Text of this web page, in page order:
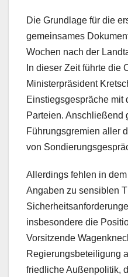
Die Grundlage für die
gemeinsames
Wochen nach der
In dieser Zeit führte die
Ministerpräsident
Einstiegsgespräche mit
Parteien. Anschließend
Führungsgremien aller
von
Allerdings fehlen in
Angaben zu sensiblen
insbesondere die
Vorsitzende
Regierungsbeteiligung
friedliche Außenpolitik,